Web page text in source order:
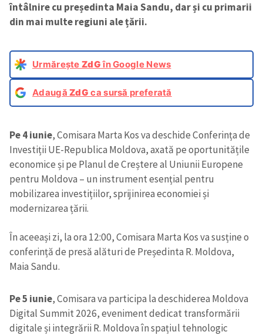
întâlnire cu președinta Maia Sandu, dar și cu primarii
din mai multe regiuni ale țării.
Urmărește ZdGîn Google News
AdaugăZdG ca sursă preferată
Pe 4 iunie, Comisara Marta Kos va deschide Conferința de
Investiții UE-Republica Moldova, axată pe oportunitățile
economice și pe Planul de Creștere al Uniunii Europene
pentru Moldova – un instrument esențial pentru
mobilizarea investițiilor, sprijinirea economiei și
modernizarea țării.
În aceeași zi, la ora 12:00, Comisara Marta Kos va susține o
conferință de presă alături de Președinta R. Moldova,
Maia Sandu.
Pe 5 iunie, Comisara va participa la deschiderea Moldova
Digital Summit 2026, eveniment dedicat transformării
digitale și integrării R. Moldova în spațiul tehnologic